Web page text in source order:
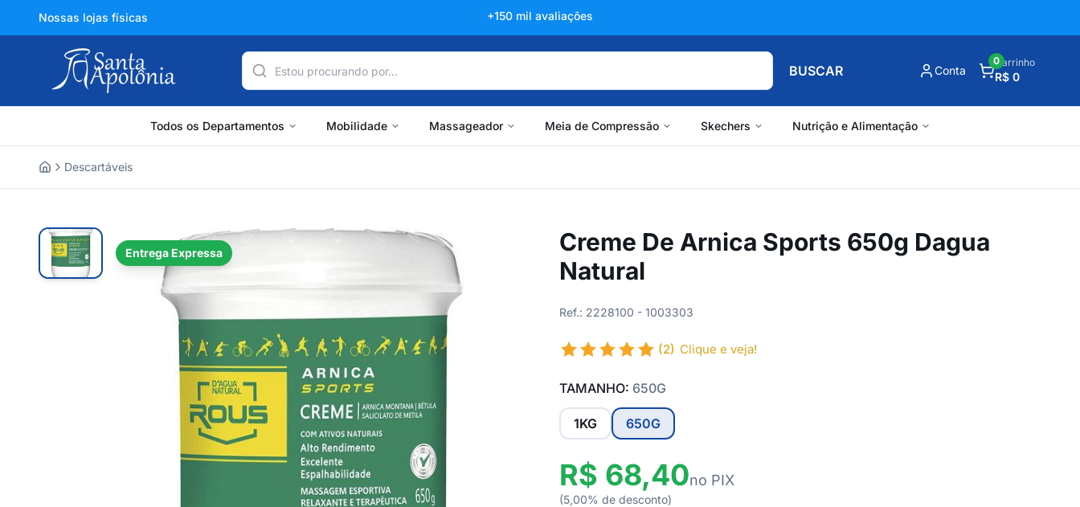
Nossas lojas físicas +150 mil avaliações
BUSCAR Conta
Carrinho
R$ 0
0
Todos os Departamentos Mobilidade Massageador Meia de Compressão Skechers Nutrição e Alimentação
Descartáveis
Entrega Expressa
Creme De Arnica Sports 650g Dagua
Natural
Ref.: 2228100 - 1003303
(2) Clique e veja!
TAMANHO: 650G
1KG 650G
R$ 68,40no PIX
(5,00% de desconto)